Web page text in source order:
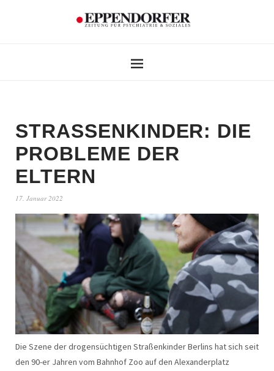
STRASSENKINDER: DIE
PROBLEME DER
ELTERN
17. Januar 2022
Die Szene der drogensüchtigen Straßenkinder Berlins hat sich seit
den 90-er Jahren vom Bahnhof Zoo auf den Alexanderplatz